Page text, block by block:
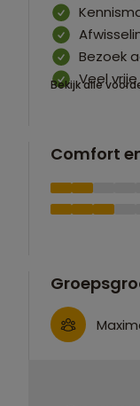
Bezoek
Veel
Bekijk alle
Comfort